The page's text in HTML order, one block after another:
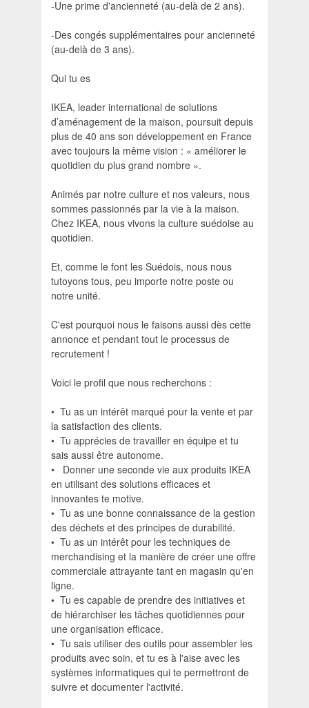
-Une prime d'ancienneté (au-delà de 2 ans).​
-Des congés supplémentaires pour ancienneté
(au-delà de 3 ans).
Qui tu es
IKEA, leader international de solutions
d’aménagement de la maison, poursuit depuis
plus de 40 ans son développement en France
avec toujours la même vision : « améliorer le
quotidien du plus grand nombre ».
Animés par notre culture et nos valeurs, nous
sommes passionnés par la vie à la maison.
Chez IKEA, nous vivons la culture suédoise au
quotidien.
Et, comme le font les Suédois, nous nous
tutoyons tous, peu importe notre poste ou
notre unité.
C'est pourquoi nous le faisons aussi dès cette
annonce et pendant tout le processus de
recrutement !
Voici le profil que nous recherchons :
• Tu as un intérêt marqué pour la vente et par
la satisfaction des clients.
• Tu apprécies de travailler en équipe et tu
sais aussi être autonome.
• Donner une seconde vie aux produits IKEA
en utilisant des solutions efficaces et
innovantes te motive.
• Tu as une bonne connaissance de la gestion
des déchets et des principes de durabilité.
• Tu as un intérêt pour les techniques de
merchandising et la manière de créer une offre
commerciale attrayante tant en magasin qu'en
ligne.
• Tu es capable de prendre des initiatives et
de hiérarchiser les tâches quotidiennes pour
une organisation efficace.
• Tu sais utiliser des outils pour assembler les
produits avec soin, et tu es à l'aise avec les
systèmes informatiques qui te permettront de
suivre et documenter l'activité.